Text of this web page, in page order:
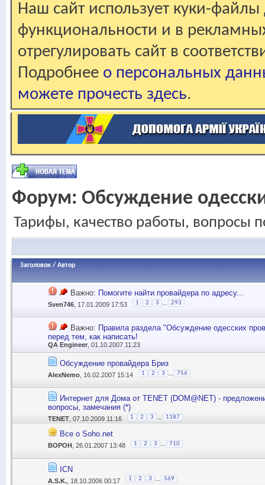
Наш сайт использует куки-файлы
функциональности и в
отрегулировать сайт в
Подробнее о персональных
можете прочесть здесь.
Форум: Обсуждение
Тарифы, качество работы, вопросы
Заголовок / Автор
Важно: Помогите найти провайдера по адресу...
Sven746 , 17.01.2009 17:53 1 2 3 293
Важно: Правила раздела "Обсуждение одесских
перед тем, как написать!
QA Engineer, 01.10.2007 11:23
Обсуждение провайдера Бриз
AlexNemo , 16.02.2007 15:14 1 2 3 756
Интернет для Дома от TENET (DOM@NET) -
вопросы, замечания (*)
TENET , 07.10.2009 11:16 1 2 3 1187
Все о Soho.net
BOPOH , 26.01.2007 13:48 1 2 3 710
ICN
A.S.K. , 18.10.2006 00:17 1 2 3 569